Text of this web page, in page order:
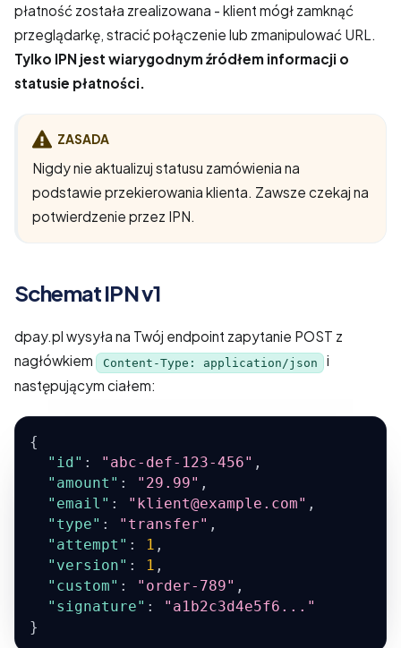
płatność została zrealizowana - klient mógł zamknąć
przeglądarkę, stracić połączenie lub zmanipulować URL.
Tylko IPN jest wiarygodnym źródłem informacji o
statusie płatności.
ZASADA
Nigdy nie aktualizuj statusu zamówienia na
podstawie przekierowania klienta. Zawsze czekaj na
potwierdzenie przez IPN.
Schemat IPN v1
dpay.pl wysyła na Twój endpoint zapytanie POST z
nagłówkiem
Content-Type: application/json
i
następującym ciałem:
{
"id" : "abc-def-123-456" ,
"amount" : "29.99" ,
"email" : "klient@example.com" ,
"type" : "transfer" ,
"attempt" : 1 ,
"version" : 1 ,
"custom" : "order-789" ,
"signature" :
"a1b2c3d4e5f6..."
}